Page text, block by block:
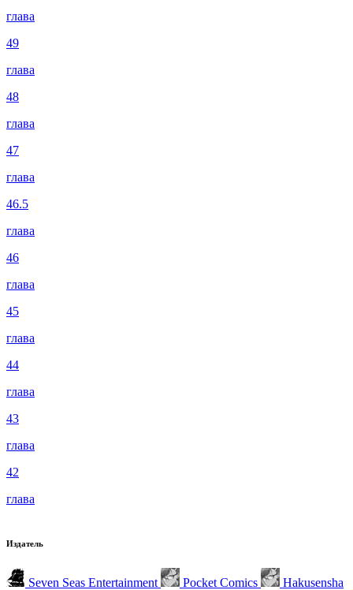
глава
49
глава
48
глава
47
глава
46.5
глава
46
глава
45
глава
44
глава
43
глава
42
глава
Издатель
Seven Seas Entertainment Pocket Comics Hakusensha